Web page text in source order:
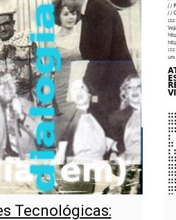
Tecnológicas: